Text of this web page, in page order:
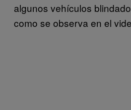
algunos vehículos
como se observa en el